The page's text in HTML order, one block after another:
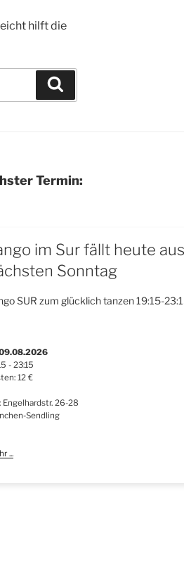
hilft die
Termin:
im Sur fällt heute
Sonntag
SUR zum glücklich tanzen 19:15-
- 23:15
12 €
Engelhardstr. 26-28
Sendling
...